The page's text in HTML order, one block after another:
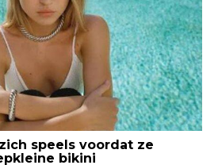
speels voordat ze
bikini